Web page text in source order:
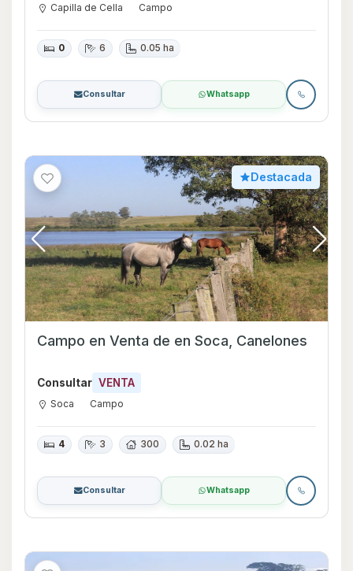
Capilla de Cella Campo
0 6 0.05 ha
Consultar Whatsapp
Destacada
Campo en Venta de en Soca, Canelones
Consultar VENTA
Soca Campo
4 3 300 0.02 ha
Consultar Whatsapp